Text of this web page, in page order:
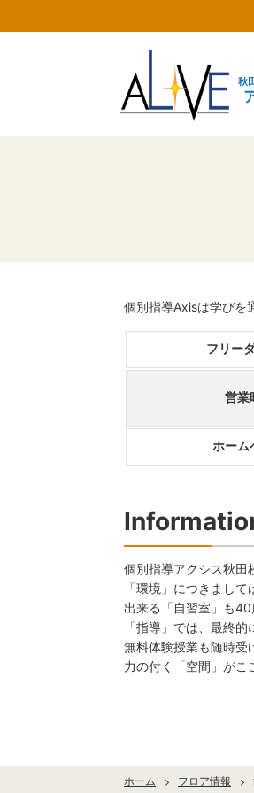
秋
個別指導Axisは学びを
フリー
営業
ホーム
個別指導アクシス秋田
「環境」につきまし
出来る「自習室」も40
「指導」では、最終
無料体験授業も随時受
力の付く「空間」がこ
ホーム フロア情報